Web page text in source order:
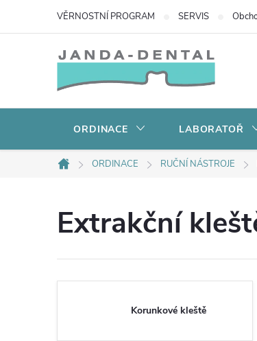
VĚRNOSTNÍ PROGRAM SERVIS
ORDINACE LABORATOŘ
Domů
ORDINACE RUČNÍ NÁSTROJE
Extrakční
Korunkové kleště